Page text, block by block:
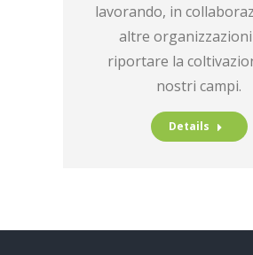
lavorando, in
altre
riportare la
nostri campi.
Details